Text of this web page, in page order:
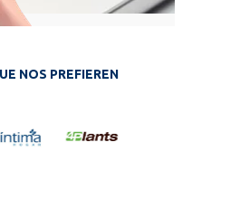
NOS PREFIEREN